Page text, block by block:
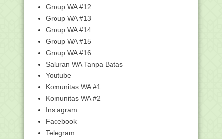
Pengajuan Bantuan Pesantren Dibuka
Hingga 4 Oktobe...
[Simpatika] Panduan Cara Kelola
Pengumuman Hasil Seleksi Calon
Instruktur Tingkat ...
Juknis Sayembara Video Pembelajaran
Literasi dan N...
Mulai Tugas)
Insentif Guru Bukan PNS Madrasah
Segera Cair
Group WA #12
Group WA #13
Group WA #14
Group WA #15
Group WA #16
Saluran WA Tanpa Batas
Youtube
Komunitas WA #1
Komunitas WA #2
Instagram
Facebook
Telegram